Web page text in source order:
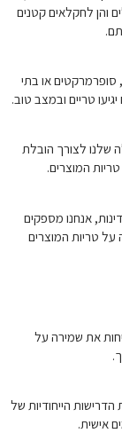
והן לחקלאים קטנים
סופרמרקטים או בתי
טריים ובמצב טוב.
שלנו לצורך הובלת
המוצרים.
אנחנו מספקים
על טריות המוצרים
את שמירה על
הייחודיות של
אישית.